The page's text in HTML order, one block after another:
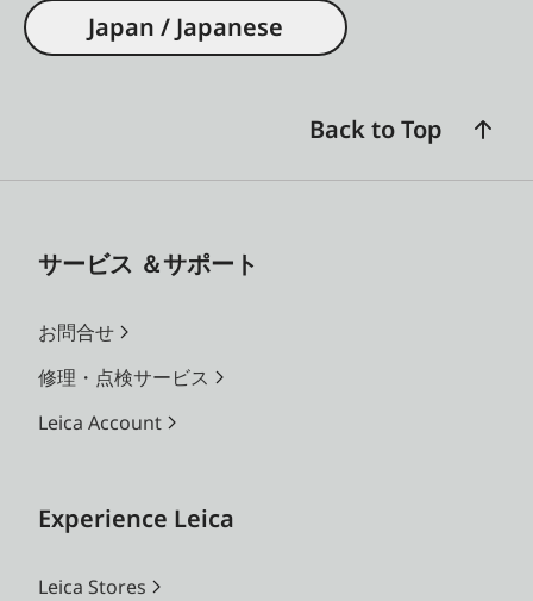
Japan / Japanese
Back to Top
サービス ＆サポート
お問合せ
修理・点検サービス
Leica Account
Experience Leica
Leica Stores